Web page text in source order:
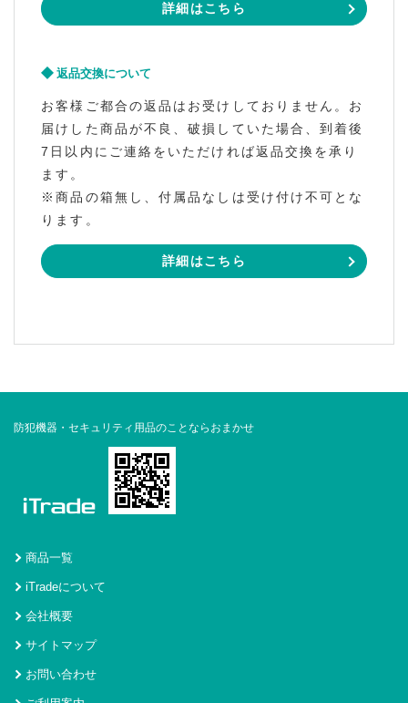
詳細はこちら
返品交換について
お客様ご都合の返品はお受けしておりません。お
届けした商品が不良、破損していた場合、到着後
7日以内にご連絡をいただければ返品交換を承り
ます。
※商品の箱無し、付属品なしは受け付け不可とな
ります。
詳細はこちら
防犯機器・セキュリティ用品のことならおまかせ
商品一覧
iTradeについて
会社概要
サイトマップ
お問い合わせ